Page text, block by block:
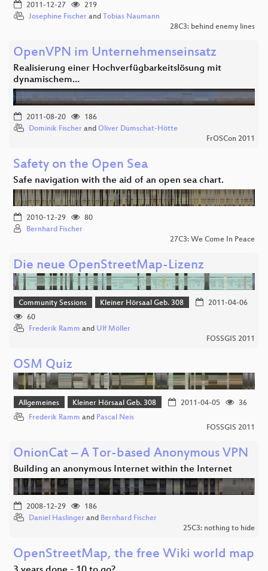
2011-12-27
219
Josephine Fischer and Tobias Naumann
28C3: behind enemy lines
OpenVPN im Unternehmenseinsatz
Realisierung einer Hochverfügbarkeitslösung mit
dynamischem…
2011-08-20
186
Dominik Fischer and Oliver Dumschat-Hötte
FrOSCon 2011
Safety on the Open Sea
Safe navigation with the aid of an open sea chart.
2010-12-29
80
Bernhard Fischer
27C3: We Come In Peace
Die neue OpenStreetMap-Lizenz
Community Sessions Kleiner Hörsaal Geb. 308
2011-04-06
60
Frederik Ramm and Ulf Möller
FOSSGIS 2011
OSM Quiz
Allgemeines Kleiner Hörsaal Geb. 308 2011-04-05
36
Frederik Ramm and Pascal Neis
FOSSGIS 2011
OnionCat – A Tor-based Anonymous VPN
Building an anonymous Internet within the Internet
2008-12-29
186
Daniel Haslinger and Bernhard Fischer
25C3: nothing to hide
OpenStreetMap, the free Wiki world map